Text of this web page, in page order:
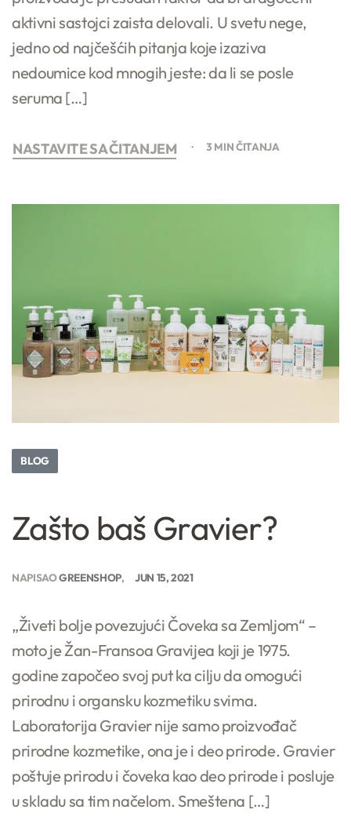
aktivni sastojci zaista delovali. U svetu nege,
jedno od najčešćih pitanja koje izaziva
nedoumice kod mnogih jeste: da li se posle
seruma […]
NASTAVITE SA ČITANJEM 3 MIN ČITANJA
BLOG
Zašto baš Gravier?
NAPISAOGREENSHOP JUN 15, 2021
„Živeti bolje povezujući Čoveka sa Zemljom“ –
moto je Žan-Fransoa Gravijea koji je 1975.
godine započeo svoj put ka cilju da omogući
prirodnu i organsku kozmetiku svima.
Laboratorija Gravier nije samo proizvođač
prirodne kozmetike, ona je i deo prirode. Gravier
poštuje prirodu i čoveka kao deo prirode i posluje
u skladu sa tim načelom. Smeštena […]